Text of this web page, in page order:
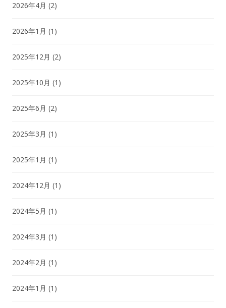
2026年4月 (2)
2026年1月 (1)
2025年12月 (2)
2025年10月 (1)
2025年6月 (2)
2025年3月 (1)
2025年1月 (1)
2024年12月 (1)
2024年5月 (1)
2024年3月 (1)
2024年2月 (1)
2024年1月 (1)